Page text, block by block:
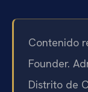
Contenido
Founder.
Distrito de